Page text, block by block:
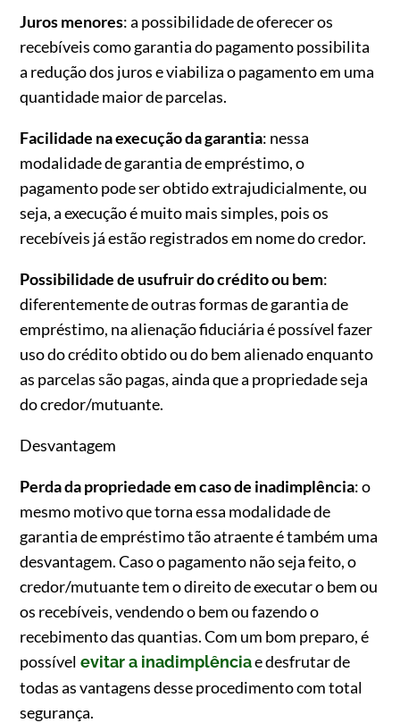
Juros menores: a possibilidade de oferecer os
recebíveis como garantia do pagamento possibilita
a redução dos juros e viabiliza o pagamento em uma
quantidade maior de parcelas.
Facilidade na execução da garantia: nessa
modalidade de garantia de empréstimo, o
pagamento pode ser obtido extrajudicialmente, ou
seja, a execução é muito mais simples, pois os
recebíveis já estão registrados em nome do credor.
Possibilidade de usufruir do crédito ou bem:
diferentemente de outras formas de garantia de
empréstimo, na alienação fiduciária é possível fazer
uso do crédito obtido ou do bem alienado enquanto
as parcelas são pagas, ainda que a propriedade seja
do credor/mutuante.
Desvantagem
Perda da propriedade em caso de inadimplência: o
mesmo motivo que torna essa modalidade de
garantia de empréstimo tão atraente é também uma
desvantagem. Caso o pagamento não seja feito, o
credor/mutuante tem o direito de executar o bem ou
os recebíveis, vendendo o bem ou fazendo o
recebimento das quantias. Com um bom preparo, é
possível evitar a inadimplênciae desfrutar de
todas as vantagens desse procedimento com total
segurança.